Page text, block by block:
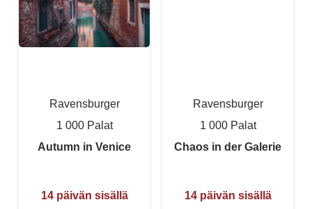
Ravensburger
1 000 Palat
Autumn in Venice
14 päivän sisällä
Ravensburger
1 000 Palat
Chaos in der Galerie
14 päivän sisällä